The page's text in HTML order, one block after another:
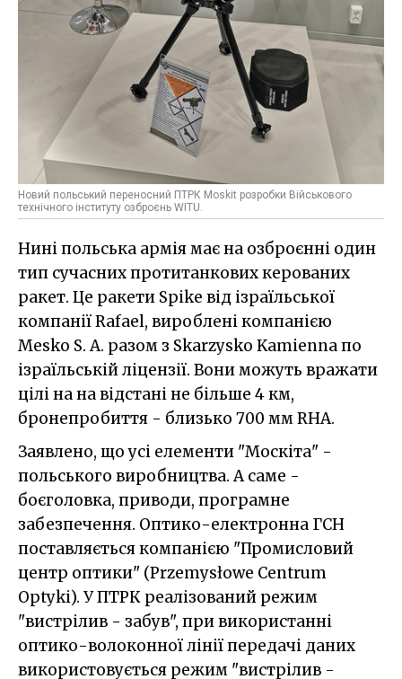
Новий польський переносний ПТРК Moskit розробки Військового
технічного інституту озброєнь WITU.
Нині польська армія має на озброєнні один
тип сучасних протитанкових керованих
ракет. Це ракети Spike від ізраїльської
компанії Rafael, вироблені компанією
Mesko S. A. разом з Skarzysko Kamienna по
ізраїльській ліцензії. Вони можуть вражати
цілі на на відстані не більше 4 км,
бронепробиття - близько 700 мм RHA.
Заявлено, що усі елементи "Москіта" -
польського виробництва. А саме -
боєголовка, приводи, програмне
забезпечення. Оптико-електронна ГСН
поставляється компанією "Промисловий
центр оптики" (Przemysłowe Centrum
Optyki). У ПТРК реалізований режим
"вистрілив - забув", при використанні
оптико-волоконної лінії передачі даних
використовується режим "вистрілив -